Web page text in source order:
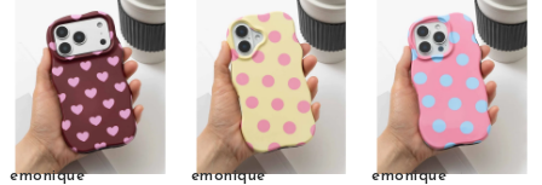
emonique emonique emonique